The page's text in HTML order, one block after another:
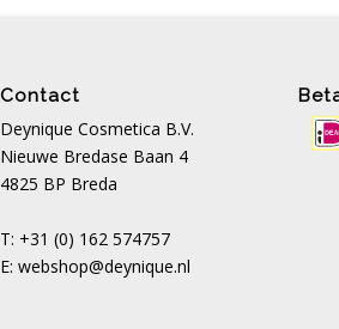
Contact
Deynique Cosmetica B.V.
Nieuwe Bredase Baan 4
4825 BP Breda
T: +31 (0) 162 574757
E:webshop@deynique.nl